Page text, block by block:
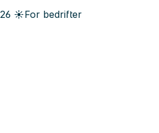
☀️For bedrifter